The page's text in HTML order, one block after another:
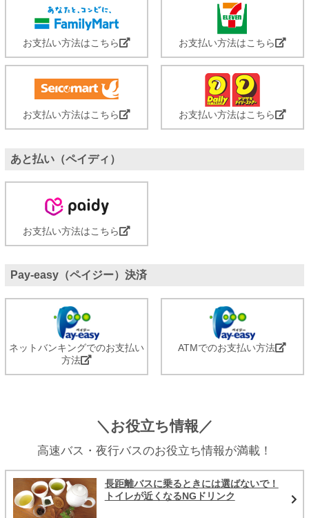
お支払い方法はこちら お支払い方法はこちら
お支払い方法はこちら お支払い方法はこちら
あと払い（ペイディ）
お支払い方法はこちら
Pay-easy（ペイジー）決済
ネットバンキングでのお支払い
方法
ATMでのお支払い方法
＼お役立ち情報／
高速バス・夜行バスのお役立ち情報が満載！
長距離バスに乗るときには選ばないで！
トイレが近くなるNGドリンク